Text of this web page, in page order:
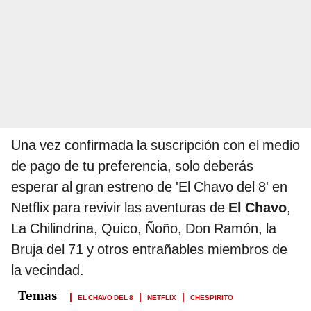
Una vez confirmada la suscripción con el medio
de pago de tu preferencia, solo deberás
esperar al gran estreno de 'El Chavo del 8' en
Netflix para revivir las aventuras de El Chavo,
La Chilindrina, Quico, Ñoño, Don Ramón, la
Bruja del 71 y otros entrañables miembros de
la vecindad.
EL CHAVO DEL 8 NETFLIX CHESPIRITO